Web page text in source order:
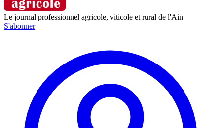
Le journal professionnel agricole, viticole et rural de l'Ain
S'abonner